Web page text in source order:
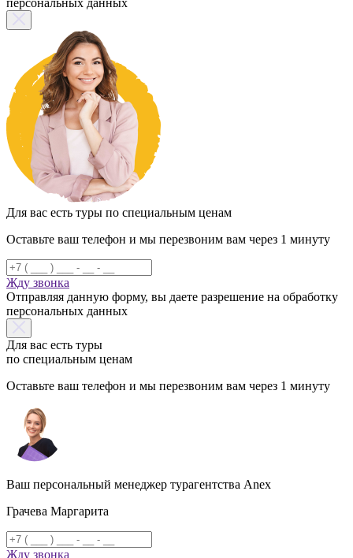
Для вас есть туры по специальным ценам
Оставьте ваш телефон и мы перезвоним вам через 1 минуту
Жду звонка
Отправляя данную форму, вы даете разрешение на обработку
персональных данных
Для вас есть туры
по специальным ценам
Оставьте ваш телефон и мы перезвоним вам через 1 минуту
Ваш персональный менеджер турагентства Anex
Грачева Маргарита
Жду звонка